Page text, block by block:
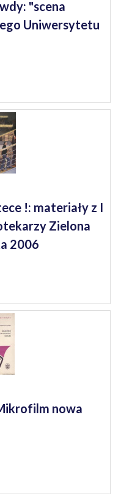
"scena
Uniwersytetu
!: materiały z I
Zielona
2006
nowa